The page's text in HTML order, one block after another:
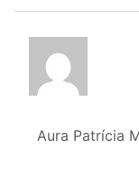
Aura Patrícia